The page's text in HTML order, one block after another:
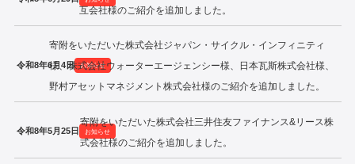
互会社様のご紹介を追加しました。
令和8年6月4日 お知らせ
寄附をいただいた株式会社ジャパン・サイクル・インフィニティ
様、株式会社ウォーターエージェンシー様、日本瓦斯株式会社様、
野村アセットマネジメント株式会社様のご紹介を追加しました。
令和8年5月25日 お知らせ
寄附をいただいた株式会社三井住友ファイナンス&リース株
式会社様のご紹介を追加しました。